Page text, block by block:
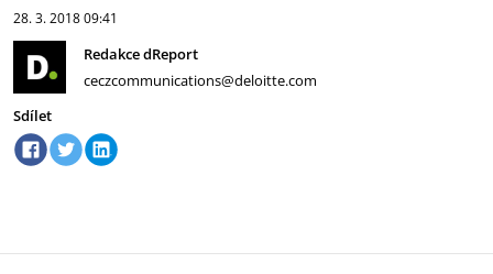
28. 3. 201809:41
Redakce dReport
ceczcommunications@deloitte.com
Sdílet